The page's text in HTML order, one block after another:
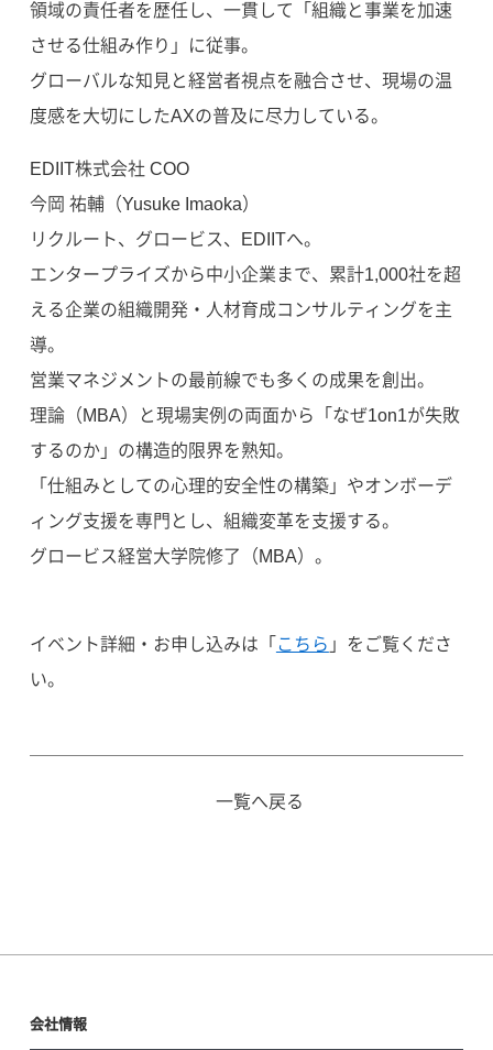
領域の責任者を歴任し、一貫して「組織と事業を加速
させる仕組み作り」に従事。
グローバルな知見と経営者視点を融合させ、現場の温
度感を大切にしたAXの普及に尽力している。
EDIIT株式会社 COO
今岡 祐輔（Yusuke Imaoka）
リクルート、グロービス、EDIITへ。
エンタープライズから中小企業まで、累計1,000社を超
える企業の組織開発・人材育成コンサルティングを主
導。
営業マネジメントの最前線でも多くの成果を創出。
理論（MBA）と現場実例の両面から「なぜ1on1が失敗
するのか」の構造的限界を熟知。
「仕組みとしての心理的安全性の構築」やオンボーデ
ィング支援を専門とし、組織変革を支援する。
グロービス経営大学院修了（MBA）。
イベント詳細・お申し込みは「 こちら 」をご覧くださ
い。
一覧へ戻る
会社情報